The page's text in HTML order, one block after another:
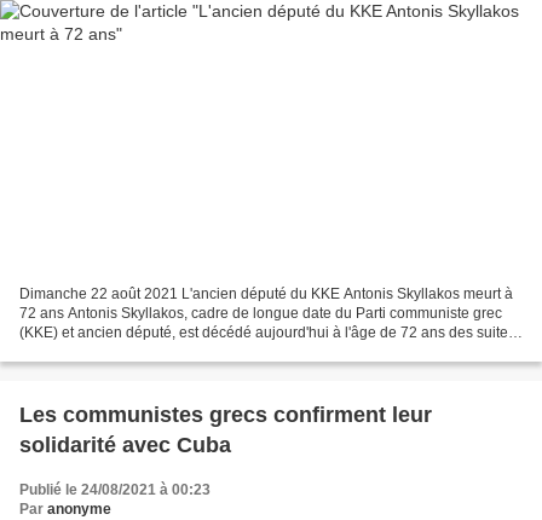
Dimanche 22 août 2021 L'ancien député du KKE Antonis Skyllakos meurt à
72 ans Antonis Skyllakos, cadre de longue date du Parti communiste grec
(KKE) et ancien député, est décédé aujourd'hui à l'âge de 72 ans des suites
Les communistes grecs confirment leur
solidarité avec Cuba
Publié le 24/08/2021 à 00:23
Par anonyme